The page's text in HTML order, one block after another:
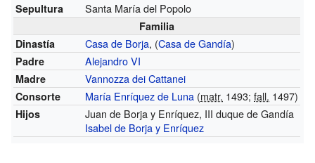
Sepultura Santa María del Popolo
Familia
Dinastía
Casa de Borja, (Casa de Gandía)
Padre Alejandro VI
Madre Vannozza dei Cattanei
Consorte María Enríquez de Luna (matr. 1493;fall. 1497)
Hijos
Juan de Borja y Enríquez, III duque de Gandía
Isabel de Borja y Enríquez